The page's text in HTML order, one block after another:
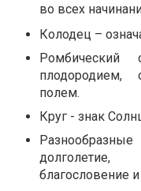
во всех
Колодец –
Ромбический
плодородием,
полем.
Круг - знак
долголетие,
благословение